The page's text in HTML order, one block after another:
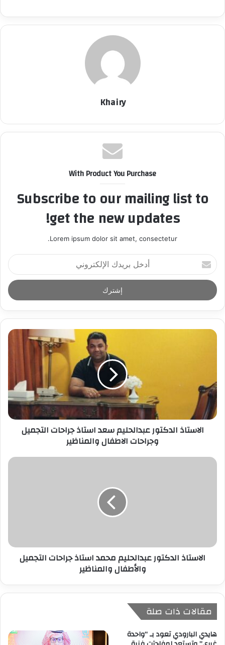
Khairy
With Product You Purchase
Subscribe to our mailing list to
get the new updates!
Lorem ipsum dolor sit amet, consectetur.
أ
د
خ
ل
ر
د
ل
ك
ت
ر
الاستاذ الدكتور عبدالحليم سعد استاذ جراحات التجميل
وجراحات الاطفال والمناظير
الاستاذ الدكتور عبدالحليم محمد استاذ جراحات التجميل
والأطفال والمناظير
مقالات ذات صلة
هايدي البارودي تعود بـ “واحدة